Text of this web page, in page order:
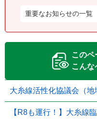
重要なお知らせの一覧
このペ
こんな
大糸線活性化協議会（地
【R8も運行！】大糸線